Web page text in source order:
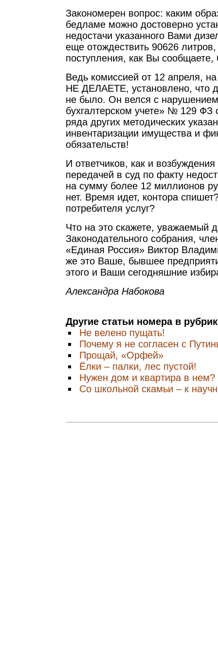
Закономерен вопрос: каким
бедламе можно достоверно
недостачи указанного Вами
еще отождествить 90626
поступления, как Вы сообщаете,
Ведь комиссией от 12 апреля,
НЕ ДЕЛАЕТЕ, установлено, что
не было. Он велся с
бухгалтерском учете» № 129 ФЗ
ряда других методических
инвентаризации имущества и
обязательств!
И ответчиков, как и
передачей в суд по факту
на сумму более 12 миллионов
нет. Время идет, контора
потребителя услуг?
Что на это скажете, уважаемый
Законодательного собрания,
«Единая Россия» Виктор
же это Ваше, бывшее
этого и Ваши сегодняшние
Александра Набокова
Другие статьи номера в
Не велено пущать!
Почему я не согласен с
Прощай, «Орфей»
Ёлки – палки, лес пустой!
Нужен дом и квартира в нем?
Со школьной скамьи – к